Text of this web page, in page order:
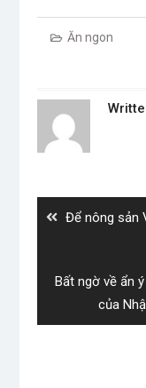
Ăn ngon
Previous
Để nông sản
Next
Bất ngờ về ẩn
của